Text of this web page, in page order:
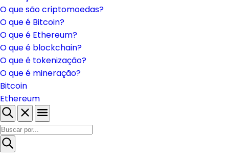
O que são criptomoedas?
O que é Bitcoin?
O que é Ethereum?
O que é blockchain?
O que é tokenização?
O que é mineração?
Bitcoin
Ethereum